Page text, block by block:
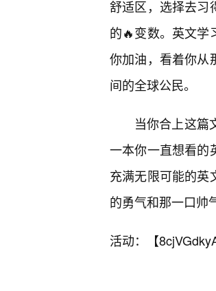
舒适区，选择去习
的🔥变数。英文学
你加油，看着你从
间的全球公民。
当你合上这篇
一本你一直想看的
充满无限可能的英
的勇气和那一口帅
活动：【